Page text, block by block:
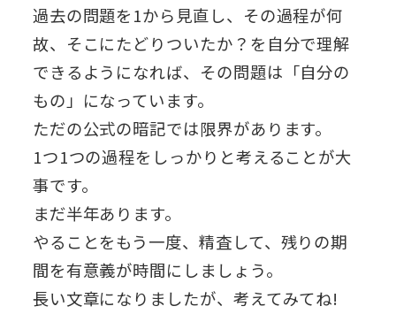
過去の問題を1から見直し、その過程が何
故、そこにたどりついたか？を自分で理解
できるようになれば、その問題は「自分の
もの」になっています。
ただの公式の暗記では限界があります。
1つ1つの過程をしっかりと考えることが大
事です。
まだ半年あります。
やることをもう一度、精査して、残りの期
間を有意義が時間にしましょう。
長い文章になりましたが、考えてみてね!